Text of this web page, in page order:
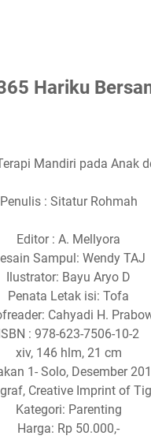
Hariku
Mandiri pada Anak
Penulis : Sitatur Rohmah
Editor : A. Mellyora
Sampul: Wendy TAJ
Ilustrator: Bayu Aryo D
Penata Letak isi: Tofa
Cahyadi H.
: 978-623-7506-10-2
xiv, 146 hlm, 21 cm
1- Solo, Desember
Creative Imprint of
Kategori: Parenting
Harga: Rp 50.000,-